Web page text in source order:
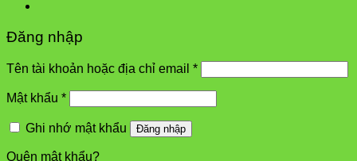
Đăng nhập
Tên tài khoản hoặc địa chỉ email *
Mật khẩu *
Ghi nhớ mật khẩu Đăng nhập
Quên mật khẩu?